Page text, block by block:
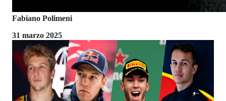
Fabiano Polimeni
31 marzo 2025